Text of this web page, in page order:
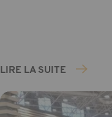
LIRE LA SUITE